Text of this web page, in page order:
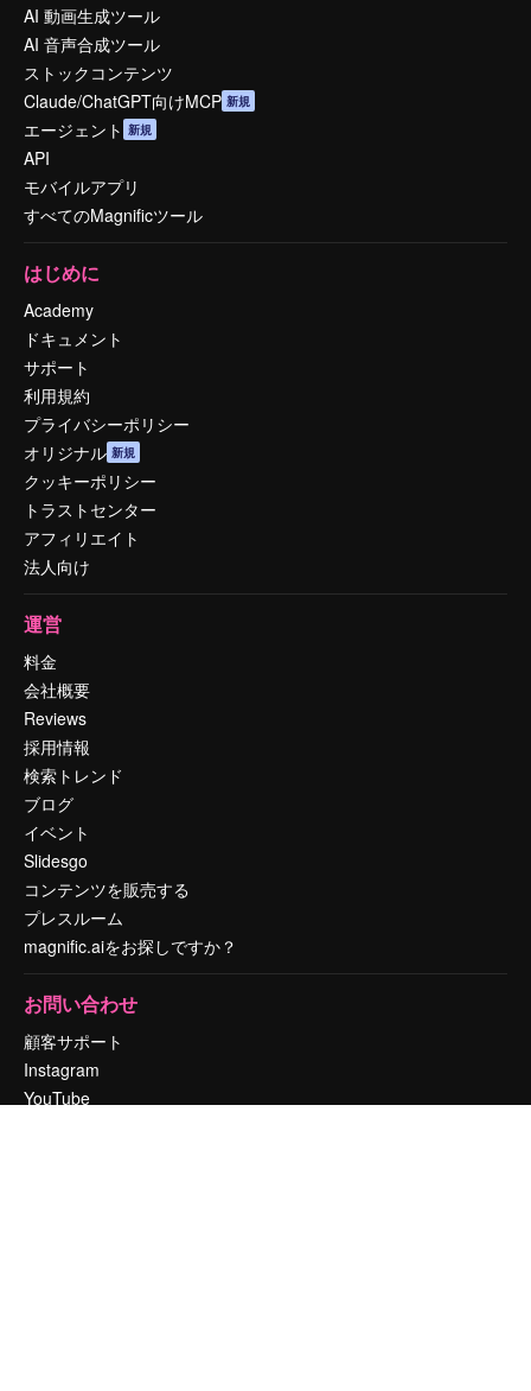
AI 動画生成ツール
AI 音声合成ツール
ストックコンテンツ
Claude/ChatGPT向けMCP 新規
エージェント 新規
API
モバイルアプリ
すべてのMagnificツール
はじめに
Academy
ドキュメント
サポート
利用規約
プライバシーポリシー
オリジナル 新規
クッキーポリシー
トラストセンター
アフィリエイト
法人向け
運営
料金
会社概要
Reviews
採用情報
検索トレンド
ブログ
イベント
Slidesgo
コンテンツを販売する
プレスルーム
magnific.aiをお探しですか？
お問い合わせ
顧客サポート
Instagram
YouTube